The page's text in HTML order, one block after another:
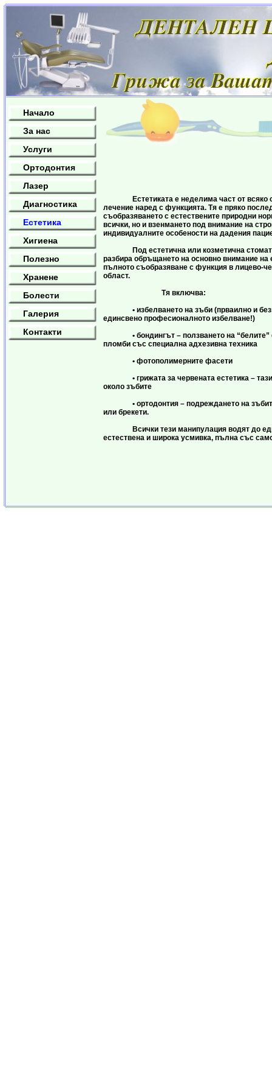
Начало
За нас
Услуги
Ортодонтия
Лазер
Диагностика
Естетика
Хигиена
Полезно
Хранене
Болести
Галерия
Контакти
Естетиката е неделима част от всяко
лечение наред с функцията. Тя е пряко
съобразяването с естествените природни
всички, но и взенмането под внимание на
индивидуалните особености на дадения
Под естетична или козметична
разбира обръщането на основно внимание на
пълното съобразяване с функция в лицево-
област.
Тя включва:
• избелването на зъби (прваилно и
единсвено професионалното избелване!)
• бондингът – ползването на “белите”
пломби със специална адхезивна техника
• фотополимерните фасети
• грижата за червената естетика – тази
около зъбите
• ортодонтия – подреждането на
или брекети.
Всички тези манипулация водят до
естествена и широка усмивка, пълна със